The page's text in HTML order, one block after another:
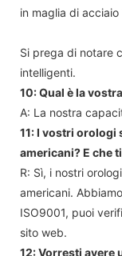
in maglia di
Si prega di notare
intelligenti.
10: Qual è la
A: La nostra
11: I vostri orologi
americani? E che
R: Sì, i nostri
americani.
ISO9001, puoi
sito web.
12: Vorresti avere